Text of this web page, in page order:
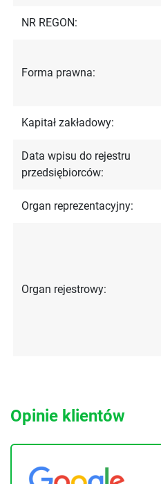
NR REGON:
Forma prawna:
Kapitał zakładowy:
Data wpisu do rejestru
przedsiębiorców:
Organ reprezentacyjny:
Organ rejestrowy:
Opinie klientów